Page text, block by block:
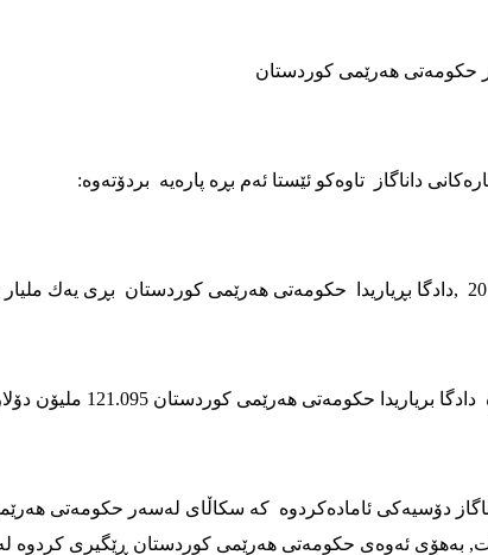
حكومه‌تی هه‌رێمی كوردستان
داناگاز تاوه‌كو ئێستا ئه‌م بڕه‌ پاره‌یه‌ بردۆته‌وه‌:
دۆسیه‌كی ئاماده‌كردوه‌ كه‌ سكاڵای له‌سه‌ر حكومه‌تی
ده‌كات, به‌هۆی ئه‌وه‌ی حكومه‌تی هه‌رێمی كوردستان ڕێگیری